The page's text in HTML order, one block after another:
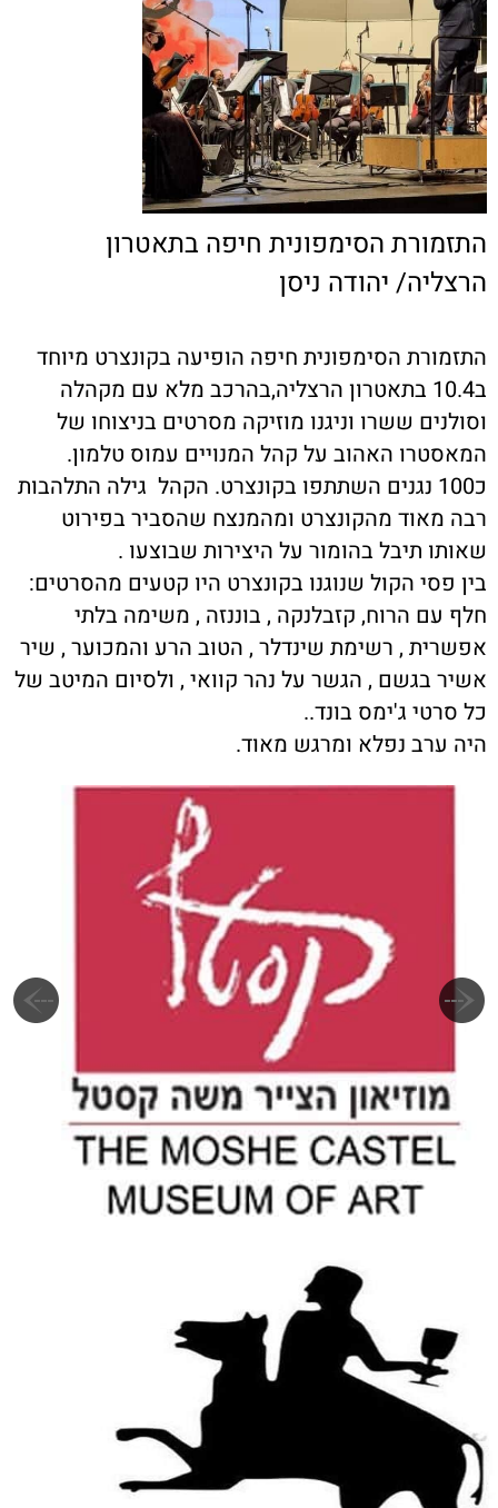
התזמורת הסימפונית חיפה בתאטרון
הרצליה/ יהודה ניסן
התזמורת הסימפונית חיפה הופיעה בקונצרט מיוחד
ב10.4 בתאטרון הרצליה,בהרכב מלא עם מקהלה
וסולנים ששרו וניגנו מוזיקה מסרטים בניצוחו של
המאסטרו האהוב על קהל המנויים עמוס טלמון.
כ100 נגנים השתתפו בקונצרט. הקהל גילה התלהבות
רבה מאוד מהקונצרט ומהמנצח שהסביר בפירוט
שאותו תיבל בהומור על היצירות שבוצעו .
בין פסי הקול שנוגנו בקונצרט היו קטעים מהסרטים:
חלף עם הרוח, קזבלנקה , בוננזה , משימה בלתי
אפשרית , רשימת שינדלר , הטוב הרע והמכוער , שיר
אשיר בגשם , הגשר על נהר קוואי , ולסיום המיטב של
כל סרטי ג'ימס בונד..
היה ערב נפלא ומרגש מאוד.